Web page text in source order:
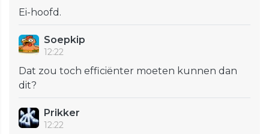
Ei-hoofd.
Soepkip
12:22
Dat zou toch efficiënter moeten kunnen dan
dit?
Prikker
12:22